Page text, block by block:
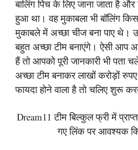
बालिंग पिच के लिए जाना जाता है और
हुआ था। वह मुकाबला भी बॉलिंग
मुकाबले में अच्छा चीज बना पाए थे।
बहुत अच्छा टीम बनाएंगे। ऐसी आप
हैं तो आपको पूरी जानकारी भी पता
अच्छा टीम बनाकर लाखों करोड़ों
फायदा होने वाला है तो चलिए शुरू
Dream11 टीम बिल्कुल फ्री में
गए लिंक पर आवश्यक